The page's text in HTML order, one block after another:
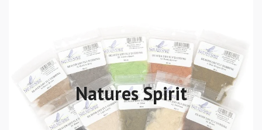
Natures Spirit